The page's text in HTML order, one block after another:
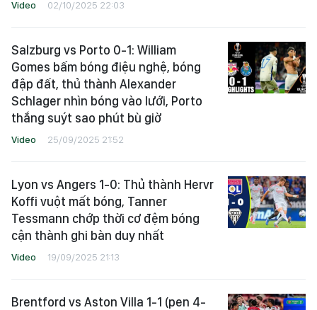
Video 02/10/2025 22:03
Salzburg vs Porto 0-1: William
Gomes bấm bóng điệu nghệ, bóng
đập đất, thủ thành Alexander
Schlager nhìn bóng vào lưới, Porto
thắng suýt sao phút bù giờ
Video 25/09/2025 21:52
Lyon vs Angers 1-0: Thủ thành Hervr
Koffi vuột mất bóng, Tanner
Tessmann chớp thời cơ đệm bóng
cận thành ghi bàn duy nhất
Video 19/09/2025 21:13
Brentford vs Aston Villa 1-1 (pen 4-